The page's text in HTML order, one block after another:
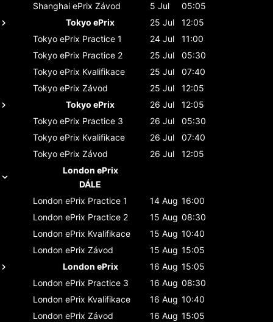
Shanghai ePrix Závod 5 Jul
05:05
Tokyo ePrix
25 Jul
12:05
Tokyo ePrix Practice 1 24 Jul
11:00
Tokyo ePrix Practice 2 25 Jul
05:30
Tokyo ePrix Kvalifikace 25 Jul
07:40
Tokyo ePrix Závod 25 Jul
12:05
Tokyo ePrix
26 Jul
12:05
Tokyo ePrix Practice 3 26 Jul
05:30
Tokyo ePrix Kvalifikace 26 Jul
07:40
Tokyo ePrix Závod 26 Jul
12:05
London ePrix
DÁLE
London ePrix Practice 1 14 Aug 16:00
London ePrix Practice 2 15 Aug 08:30
London ePrix Kvalifikace 15 Aug 10:40
London ePrix Závod 15 Aug 15:05
London ePrix
16 Aug 15:05
London ePrix Practice 3 16 Aug 08:30
London ePrix Kvalifikace 16 Aug 10:40
London ePrix Závod 16 Aug 15:05